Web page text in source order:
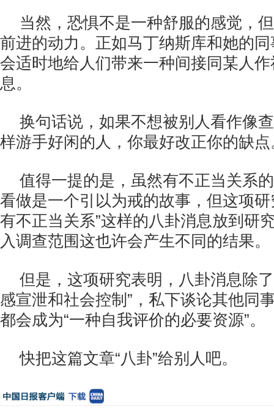
当然，恐惧不是一种舒服的感觉，
前进的动力。正如马丁纳斯库和她的
会适时地给人们带来一种间接同某人
息。
换句话说，如果不想被别人看作像
样游手好闲的人，你最好改正你的缺点
值得一提的是，虽然有不正当关系
看做是一个引以为戒的故事，但这项
有不正当关系”这样的八卦消息放到研
入调查范围这也许会产生不同的结果。
但是，这项研究表明，八卦消息除
感宣泄和社会控制”，私下谈论其他同
都会成为“一种自我评价的必要资源”。
快把这篇文章“八卦”给别人吧。